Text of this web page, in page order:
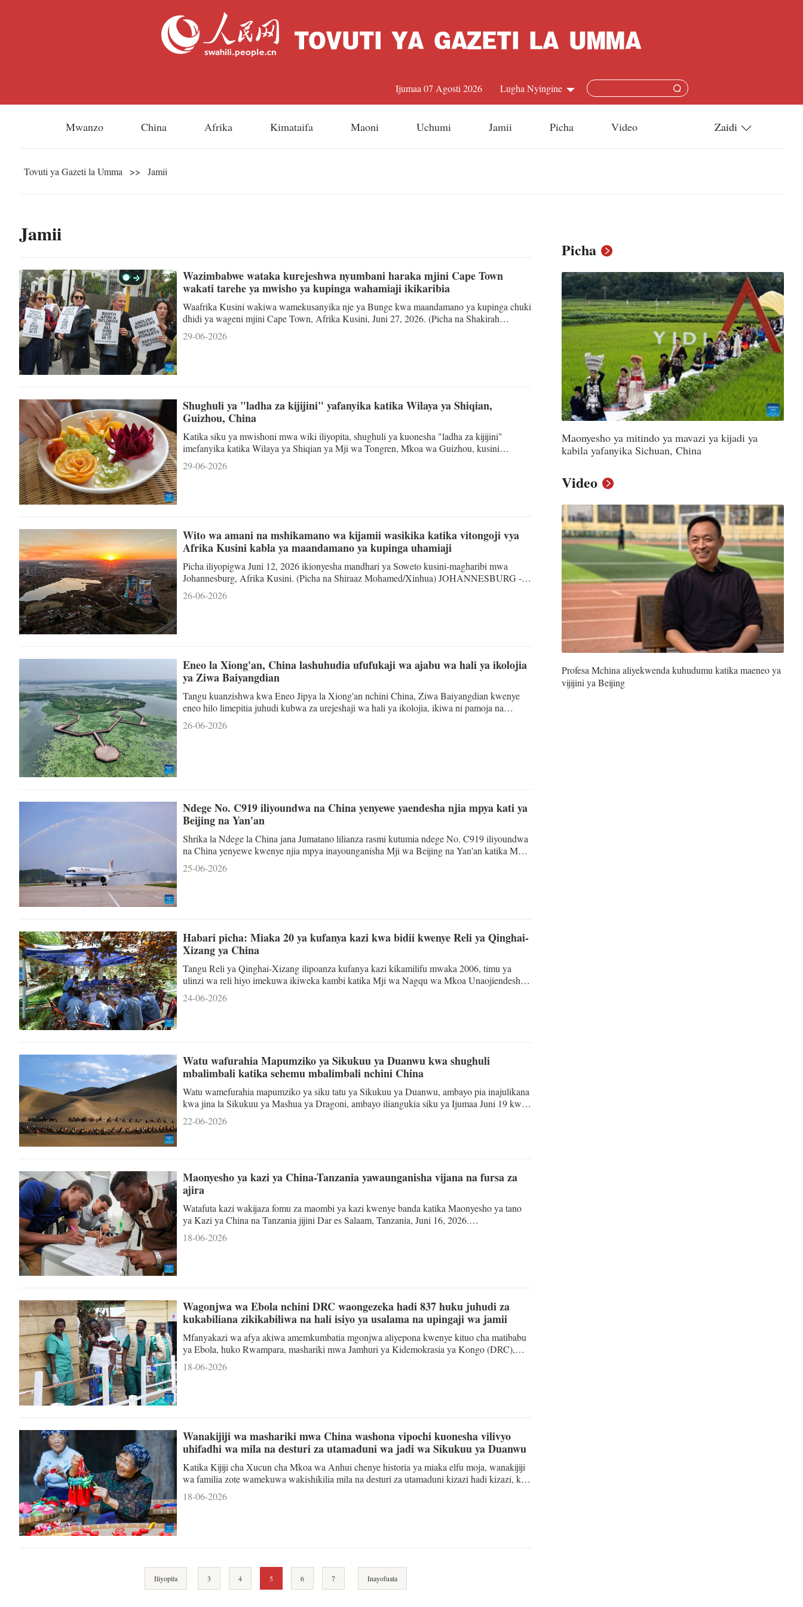
Lugha Nyingine
Ijumaa 07 Agosti 2026
Mwanzo China Afrika Kimataifa Maoni Uchumi Jamii Picha Video Zaidi
Tovuti ya Gazeti la Umma >> Jamii
Jamii
Wazimbabwe wataka kurejeshwa nyumbani haraka mjini Cape Town
wakati tarehe ya mwisho ya kupinga wahamiaji ikikaribia
Waafrika Kusini wakiwa wamekusanyika nje ya Bunge kwa maandamano ya kupinga chuki
dhidi ya wageni mjini Cape Town, Afrika Kusini, Juni 27, 2026. (Picha na Shakirah
Thebus/Xinhua) CAPE TOWN – Wazimbabwe zaidi ya 500 wamekusanyika nje ya ubalozi
mdogo wa nchi yao mjini Cape Town wakitaka kurejeshwa nyumbani kwa usaidizi wa
29-06-2026
Shughuli ya "ladha za kijijini" yafanyika katika Wilaya ya Shiqian,
Guizhou, China
Katika siku ya mwishoni mwa wiki iliyopita, shughuli ya kuonesha "ladha za kijijini"
imefanyika katika Wilaya ya Shiqian ya Mji wa Tongren, Mkoa wa Guizhou, kusini
magharibi mwa China. Timu kutoka vijiji au maeneo ya wakazi zaidi ya 10 zimeshiriki
katika mashindano ya kupika vyakula kwa kutumia viungo vya kienyeji kama vile chai ya
29-06-2026
Wito wa amani na mshikamano wa kijamii wasikika katika vitongoji vya
Afrika Kusini kabla ya maandamano ya kupinga uhamiaji
Picha iliyopigwa Juni 12, 2026 ikionyesha mandhari ya Soweto kusini-magharibi mwa
Johannesburg, Afrika Kusini. (Picha na Shiraaz Mohamed/Xinhua) JOHANNESBURG -
Zikiwa zimebakia siku chache kabla ya maandamano ya kupinga uhamiaji yaliyopangwa
kufanyika kote Afrika Kusini Juni 30, wakazi wengi katika vitongoji vya Johannesburg
26-06-2026
Eneo la Xiong'an, China lashuhudia ufufukaji wa ajabu wa hali ya ikolojia
ya Ziwa Baiyangdian
Tangu kuanzishwa kwa Eneo Jipya la Xiong'an nchini China, Ziwa Baiyangdian kwenye
eneo hilo limepitia juhudi kubwa za urejeshaji wa hali ya ikolojia, ikiwa ni pamoja na
udhibiti wa uchafuzi wa mazingira, uchimbaji mifereji, ujazaji maji kwa ajili ya hali ya
ikolojia na urejeshaji wa ardhi oevu. Ubora wa maji ya ziwa hilo ulifikia Daraja la III kwa
26-06-2026
Ndege No. C919 iliyoundwa na China yenyewe yaendesha njia mpya kati ya
Beijing na Yan'an
Shrika la Ndege la China jana Jumatano lilianza rasmi kutumia ndege No. C919 iliyoundwa
na China yenyewe kwenye njia mpya inayounganisha Mji wa Beijing na Yan'an katika Mkoa
wa Shaanxi, kaskazini magharibi mwa China. Hadi sasa, shirika hilo la ndege
limeshafungua njia kadhaa za anga kutoka Beijing hadi maeneo ya zamani ya mapinduzi
25-06-2026
Habari picha: Miaka 20 ya kufanya kazi kwa bidii kwenye Reli ya Qinghai-
Xizang ya China
Tangu Reli ya Qinghai-Xizang ilipoanza kufanya kazi kikamilifu mwaka 2006, timu ya
ulinzi wa reli hiyo imekuwa ikiweka kambi katika Mji wa Nagqu wa Mkoa Unaojiendesha
wa Xizang, mji ulio kwenye mwinuko wa juu zaidi nchini China. Wanasimamia sehemu ya
reli ya urefu wa kilomita 25, wakiwa na majukumu ya kutambua hatari zinazoweza kutokea,
24-06-2026
Watu wafurahia Mapumziko ya Sikukuu ya Duanwu kwa shughuli
mbalimbali katika sehemu mbalimbali nchini China
Watu wamefurahia mapumziko ya siku tatu ya Sikukuu ya Duanwu, ambayo pia inajulikana
kwa jina la Sikukuu ya Mashua ya Dragoni, ambayo iliangukia siku ya Ijumaa Juni 19 kwa
mwaka huu na kuendelea hadi jana Jumapili, kupitia shughuli mbalimbali katika sehemu
mbalimbali nchini China.
22-06-2026
Maonyesho ya kazi ya China-Tanzania yawaunganisha vijana na fursa za
ajira
Watafuta kazi wakijaza fomu za maombi ya kazi kwenye banda katika Maonyesho ya tano
ya Kazi ya China na Tanzania jijini Dar es Salaam, Tanzania, Juni 16, 2026.
(Xinhua/Emmanuel Herman) DAR ES SALAAM - Asubuhi yenye manyunyu Jumanne,
mamia ya vijana wa Tanzania walimiminika katika Chuo Kikuu cha Dar es Salaam katika
18-06-2026
Wagonjwa wa Ebola nchini DRC waongezeka hadi 837 huku juhudi za
kukabiliana zikikabiliwa na hali isiyo ya usalama na upingaji wa jamii
Mfanyakazi wa afya akiwa amemkumbatia mgonjwa aliyepona kwenye kituo cha matibabu
ya Ebola, huko Rwampara, mashariki mwa Jamhuri ya Kidemokrasia ya Kongo (DRC),
Juni 16, 2026. (Xinhua) KINSHASA - Idadi ya wagonjwa wa Ebola waliothibitishwa
katika Jamhuri ya Kidemokrasia ya Kongo (DRC) imeongezeka hadi 837, ikiwa ni pamoja
18-06-2026
Wanakijiji wa mashariki mwa China washona vipochi kuonesha vilivyo
uhifadhi wa mila na desturi za utamaduni wa jadi wa Sikukuu ya Duanwu
Katika Kijiji cha Xucun cha Mkoa wa Anhui chenye historia ya miaka elfu moja, wanakijiji
wa familia zote wamekuwa wakishikilia mila na desturi za utamaduni kizazi hadi kizazi, kila
ifikapo Sikukuu ya Duanwu, wazee na wazazi wa watoto wanawapa watoto wao viatu
vilivyoshonwa vya vichwa kama vya Chui na vipochi vilivyoshonwa vya mitishamba ili
18-06-2026
Iliyopita 3 4 5 6 7 Inayofuata
Picha
Maonyesho ya mitindo ya mavazi ya kijadi ya
kabila yafanyika Sichuan, China
Video
Profesa Mchina aliyekwenda kuhudumu katika maeneo ya
vijijini ya Beijing